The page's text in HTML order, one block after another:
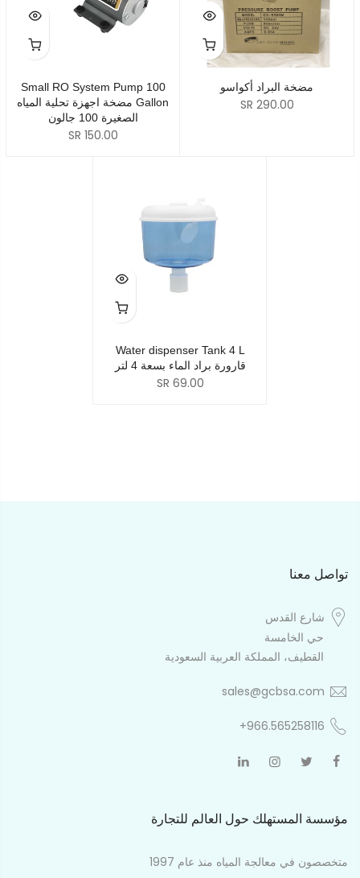
مضخة البراد أكواسو
SR 290.00
Small RO System Pump 100
Gallon مضخة اجهزة تحلية المياه
الصغيرة 100 جالون
SR 150.00
Water dispenser Tank 4 L
قارورة براد الماء بسعة 4 لتر
SR 69.00
تواصل معنا
شارع القدس
حي الخامسة
القطيف، المملكة العربية السعودية
sales@gcbsa.com
+966.565258116
مؤسسة المستهلك حول العالم للتجارة
متخصصون في معالجة المياه منذ عام 1997